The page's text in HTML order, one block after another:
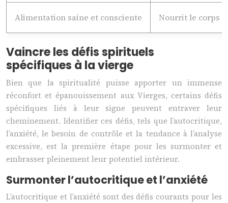
Alimentation saine et consciente Nourrit le corps
Vaincre les défis spirituels
spécifiques à la vierge
Bien que la spiritualité puisse apporter un immense
réconfort et épanouissement aux Vierges, certains défis
spécifiques liés à leur signe peuvent entraver leur
cheminement. Identifier ces défis, tels que l’autocritique,
l’anxiété, le besoin de contrôle et la tendance à l’analyse
excessive, est la première étape pour les surmonter et
embrasser pleinement leur potentiel intérieur.
Surmonter l’autocritique et l’anxiété
L’autocritique et l’anxiété sont des défis courants pour les